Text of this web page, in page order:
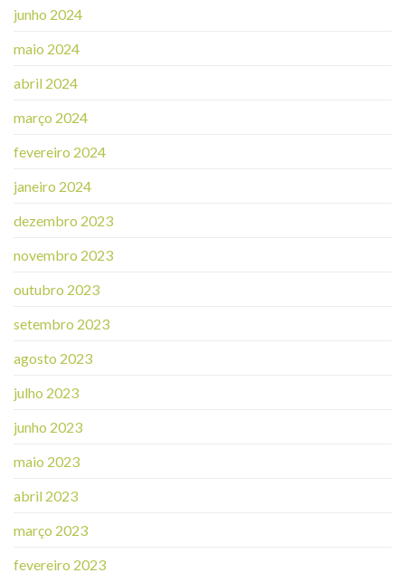
junho 2024
maio 2024
abril 2024
março 2024
fevereiro 2024
janeiro 2024
dezembro 2023
novembro 2023
outubro 2023
setembro 2023
agosto 2023
julho 2023
junho 2023
maio 2023
abril 2023
março 2023
fevereiro 2023